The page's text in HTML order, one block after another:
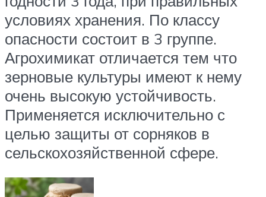
условиях хранения. По классу
опасности состоит в 3 группе.
Агрохимикат отличается тем что
зерновые культуры имеют к нему
очень высокую устойчивость.
Применяется исключительно с
целью защиты от сорняков в
сельскохозяйственной сфере.